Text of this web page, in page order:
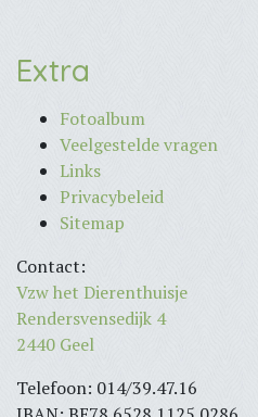
Extra
Fotoalbum
Veelgestelde vragen
Links
Privacybeleid
Sitemap
Contact:
Vzw het Dierenthuisje
Rendersvensedijk 4
2440 Geel
Telefoon: 014/39.47.16